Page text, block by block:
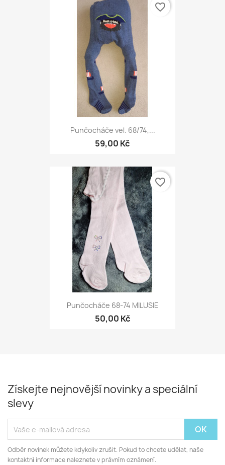
Punčocháče vel. 68/74,...
59,00 Kč
favorite_border
Punčocháče 68-74 MILUSIE
50,00 Kč
favorite_border
Získejte nejnovější novinky a speciální
slevy
Odběr novinek můžete kdykoliv zrušit. Pokud to chcete udělat, naše
kontaktní informace naleznete v právním oznámení.